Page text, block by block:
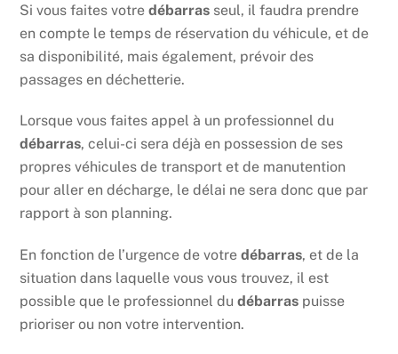
Si vous faites votredébarras seul, il faudra prendre
en compte le temps de réservation du véhicule, et de
sa disponibilité, mais également, prévoir des
passages en déchetterie.
Lorsque vous faites appel à un professionnel du
débarras, celui-ci sera déjà en possession de ses
propres véhicules de transport et de manutention
pour aller en décharge, le délai ne sera donc que par
rapport à son planning.
En fonction de l’urgence de votredébarras, et de la
situation dans laquelle vous vous trouvez, il est
possible que le professionnel dudébarras puisse
prioriser ou non votre intervention.